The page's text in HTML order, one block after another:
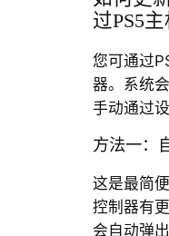
过PS5
您可通过
器。系统
手动通过
方法一：
这是最简
控制器有
会自动弹